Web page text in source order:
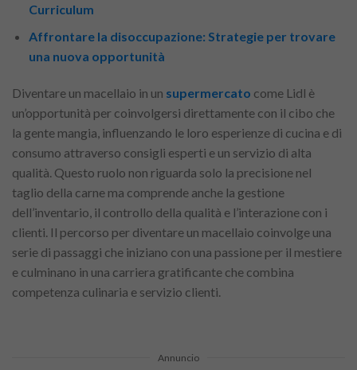
Curriculum
Affrontare la disoccupazione: Strategie per trovare
una nuova opportunità
Diventare un macellaio in un supermercato come Lidl è
un’opportunità per coinvolgersi direttamente con il cibo che
la gente mangia, influenzando le loro esperienze di cucina e di
consumo attraverso consigli esperti e un servizio di alta
qualità. Questo ruolo non riguarda solo la precisione nel
taglio della carne ma comprende anche la gestione
dell’inventario, il controllo della qualità e l’interazione con i
clienti. Il percorso per diventare un macellaio coinvolge una
serie di passaggi che iniziano con una passione per il mestiere
e culminano in una carriera gratificante che combina
competenza culinaria e servizio clienti.
Annuncio